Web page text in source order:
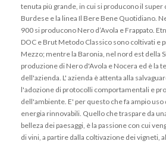
tenuta più grande, in cui si producono il
Burdese e la linea Il Bere Bene Quotidiano.
900 si producono Nero d’Avola e Frappato.
DOC e Brut Metodo Classico sono coltivati e
Mezzo; mentre la Baronia, nel nord est della
produzione di Nero d'Avola e Nocera ed è la
dell'azienda. L' azienda è attenta alla
l'adozione di protocolli comportamentali e
dell'ambiente. E' per questo che fa ampio
energia rinnovabili. Quello che traspare da
belleza dei paesaggi, è la passione con cui
di vini, a partire dalla coltivazione dei vigneti,